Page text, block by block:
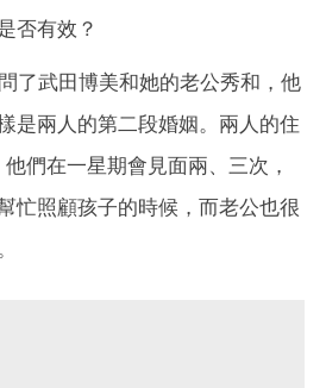
否有效？
了武田博美和她的老公秀和，他
是兩人的第二段婚姻。兩人的住
們在一星期會見面兩、三次，
忙照顧孩子的時候，而老公也很